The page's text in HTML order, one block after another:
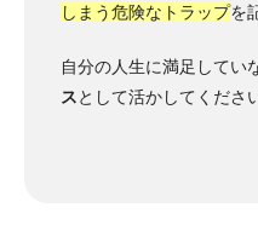
しまう危険なトラップを
自分の人生に満足してい
スとして活かしてくださ